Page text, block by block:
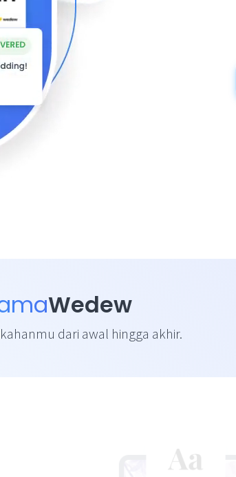
Wedew
dari awal hingga akhir.